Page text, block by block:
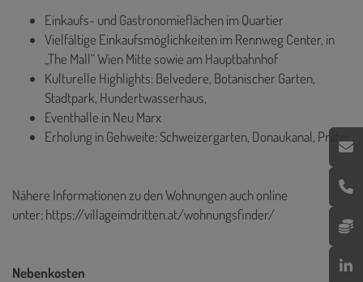
Einkaufs- und Gastronomieflächen im Quartier
Vielfältige Einkaufsmöglichkeiten im Rennweg Center, in
„The Mall“ Wien Mitte sowie am Hauptbahnhof
Kulturelle Highlights: Belvedere, Botanischer Garten,
Stadtpark, Hundertwasserhaus,
Eventhalle in Neu Marx
Erholung in Gehweite: Schweizergarten, Donaukanal, Prater
Nähere Informationen zu den Wohnungen auch online
unter:https://villageimdritten.at/wohnungsfinder/
Nebenkosten